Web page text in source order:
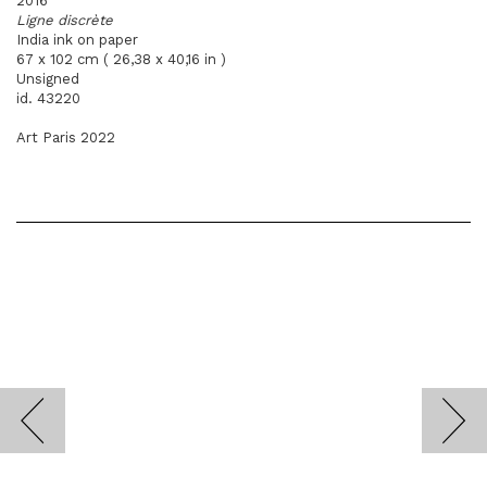
Ligne discrète
India ink on paper
67 x 102 cm ( 26,38 x 40,16 in )
Unsigned
id. 43220
Art Paris 2022